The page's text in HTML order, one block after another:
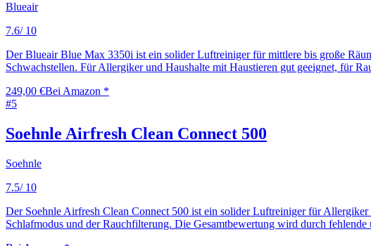
Blueair
7.6/ 10
Der Blueair Blue Max 3350i ist ein solider Luftreiniger für mittlere bis große
Schwachstellen. Für Allergiker und Haushalte mit Haustieren gut geeignet, für
249,00 €Bei Amazon *
#5
Soehnle Airfresh Clean Connect 500
Soehnle
7.5/ 10
Der Soehnle Airfresh Clean Connect 500 ist ein solider Luftreiniger für
Schlafmodus und der Rauchfilterung. Die Gesamtbewertung wird durch